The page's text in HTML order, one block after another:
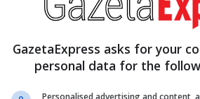
GazetaExpress asks for your
personal data for the
Personalised advertising and content,